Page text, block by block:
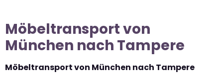
Möbeltransport von
München nach Tampere
Möbeltransport von München nach Tampere